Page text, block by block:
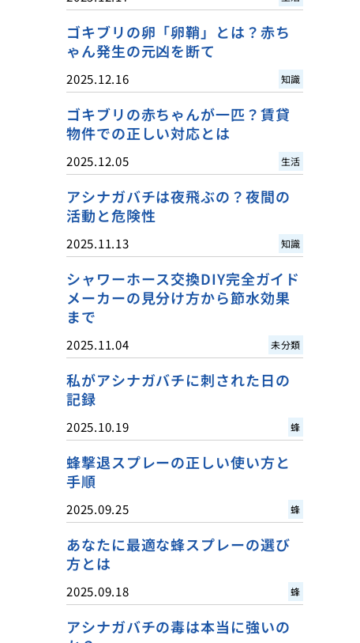
ゴキブリの卵「卵鞘」とは？赤ち
ゃん発生の元凶を断て
2025.12.16 知識
ゴキブリの赤ちゃんが一匹？賃貸
物件での正しい対応とは
2025.12.05 生活
アシナガバチは夜飛ぶの？夜間の
活動と危険性
2025.11.13 知識
シャワーホース交換DIY完全ガイド
メーカーの見分け方から節水効果
まで
2025.11.04 未分類
私がアシナガバチに刺された日の
記録
2025.10.19 蜂
蜂撃退スプレーの正しい使い方と
手順
2025.09.25 蜂
あなたに最適な蜂スプレーの選び
方とは
2025.09.18 蜂
アシナガバチの毒は本当に強いの